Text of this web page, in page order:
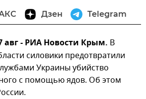
Дзен Telegram
- РИА Новости Крым. В
силовики предотвратили
Украины убийство
с помощью ядов. Об этом